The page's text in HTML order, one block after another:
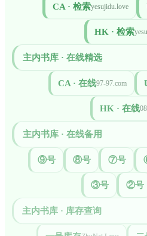
CA · 检索yesujidu.love
HK · 检索
主内书库 · 在线精选
CA · 在线97-97.com
HK · 在线
主内书库 · 在线备用
⑨号 ⑧号 ⑦号
③号 ②号
主内书库 · 库存查询